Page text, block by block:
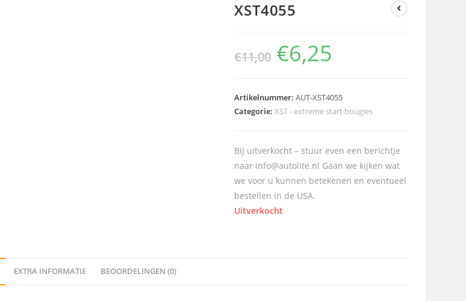
XST4055
€11,00 €6,25
Artikelnummer:AUT-XST4055
Categorie:XST - extreme start bougies
Bij uitverkocht – stuur even een berichtje
naar info@autolite.nl Gaan we kijken wat
we voor u kunnen betekenen en eventueel
bestellen in de USA.
Uitverkocht
EXTRA INFORMATIE BEOORDELINGEN (0)